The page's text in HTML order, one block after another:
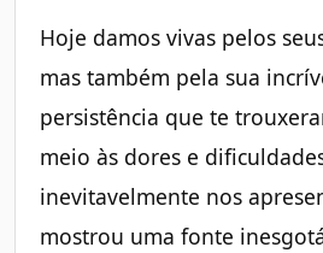
Hoje damos vivas pelos
mas também pela sua
persistência que te
meio às dores e
inevitavelmente nos
mostrou uma fonte